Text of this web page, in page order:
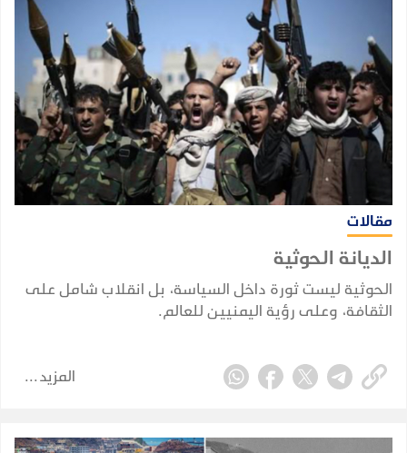
مقالات
الديانة الحوثية
الحوثية ليست ثورة داخل السياسة، بل انقلاب شامل على
الثقافة، وعلى رؤية اليمنيين للعالم.
المزيد